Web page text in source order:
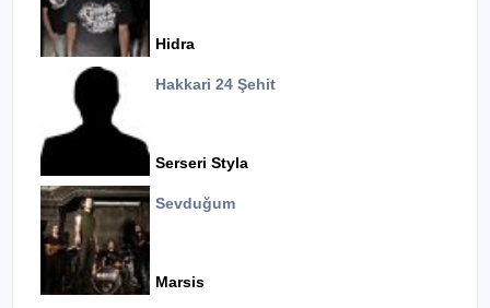
Hidra
Hakkari 24 Şehit
Serseri Styla
Sevduğum
Marsis